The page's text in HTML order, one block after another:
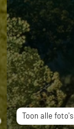
Toon alle foto's